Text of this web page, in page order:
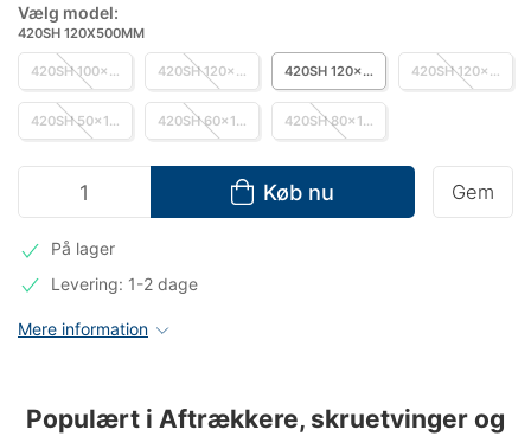
Vælg model:
420SH 120X500MM
420SH 100x200mm 420SH 120x250mm 420SH 120x500mm 420SH 120x600mm
420SH 50x100mm 420SH 60x120mm 420SH 80x160mm
Køb nu Gem
På lager
Levering: 1-2 dage
Mere information
Populært i Aftrækkere, skruetvinger og